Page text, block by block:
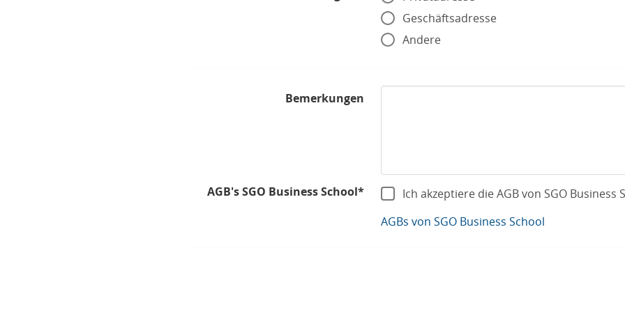
Geschäftsadresse
Andere
Bemerkungen
AGB's SGO Business School*
Ich akzeptiere die AGB von SGO Business
AGBs von SGO Business School